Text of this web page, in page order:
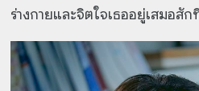
ร่างกายและจิตใจเธออยู่เสมอสัก